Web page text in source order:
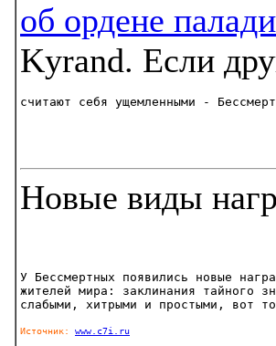
об ордене
Kyrand. Если
считают себя ущемленными -
Новые виды
У Бессмертных появились новые
жителей мира: заклинания тайного
слабыми, хитрыми и простыми, вот
Источник: www.c7i.ru